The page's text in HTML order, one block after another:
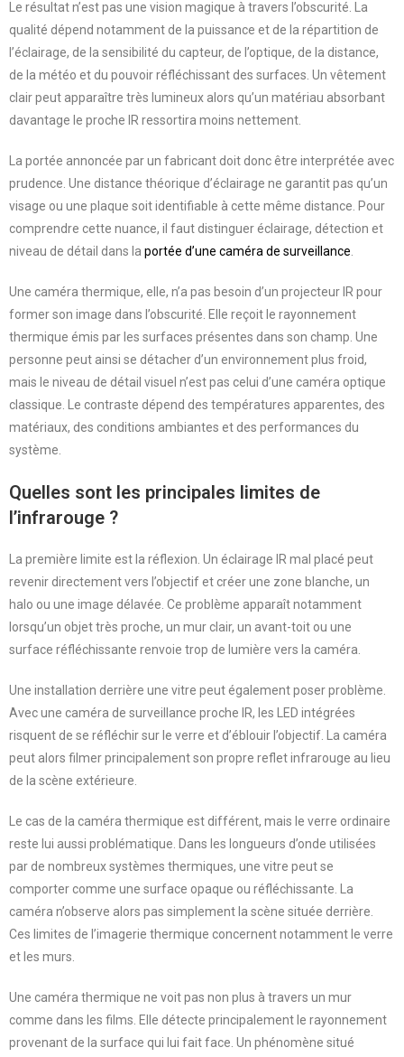
Le résultat n’est pas une vision magique à travers l’obscurité. La
qualité dépend notamment de la puissance et de la répartition de
l’éclairage, de la sensibilité du capteur, de l’optique, de la distance,
de la météo et du pouvoir réfléchissant des surfaces. Un vêtement
clair peut apparaître très lumineux alors qu’un matériau absorbant
davantage le proche IR ressortira moins nettement.
La portée annoncée par un fabricant doit donc être interprétée avec
prudence. Une distance théorique d’éclairage ne garantit pas qu’un
visage ou une plaque soit identifiable à cette même distance. Pour
comprendre cette nuance, il faut distinguer éclairage, détection et
niveau de détail dans la portée d’une caméra de surveillance.
Une caméra thermique, elle, n’a pas besoin d’un projecteur IR pour
former son image dans l’obscurité. Elle reçoit le rayonnement
thermique émis par les surfaces présentes dans son champ. Une
personne peut ainsi se détacher d’un environnement plus froid,
mais le niveau de détail visuel n’est pas celui d’une caméra optique
classique. Le contraste dépend des températures apparentes, des
matériaux, des conditions ambiantes et des performances du
système.
Quelles sont les principales limites de
l’infrarouge ?
La première limite est la réflexion. Un éclairage IR mal placé peut
revenir directement vers l’objectif et créer une zone blanche, un
halo ou une image délavée. Ce problème apparaît notamment
lorsqu’un objet très proche, un mur clair, un avant-toit ou une
surface réfléchissante renvoie trop de lumière vers la caméra.
Une installation derrière une vitre peut également poser problème.
Avec une caméra de surveillance proche IR, les LED intégrées
risquent de se réfléchir sur le verre et d’éblouir l’objectif. La caméra
peut alors filmer principalement son propre reflet infrarouge au lieu
de la scène extérieure.
Le cas de la caméra thermique est différent, mais le verre ordinaire
reste lui aussi problématique. Dans les longueurs d’onde utilisées
par de nombreux systèmes thermiques, une vitre peut se
comporter comme une surface opaque ou réfléchissante. La
caméra n’observe alors pas simplement la scène située derrière.
Ces limites de l’imagerie thermique concernent notamment le verre
et les murs.
Une caméra thermique ne voit pas non plus à travers un mur
comme dans les films. Elle détecte principalement le rayonnement
provenant de la surface qui lui fait face. Un phénomène situé